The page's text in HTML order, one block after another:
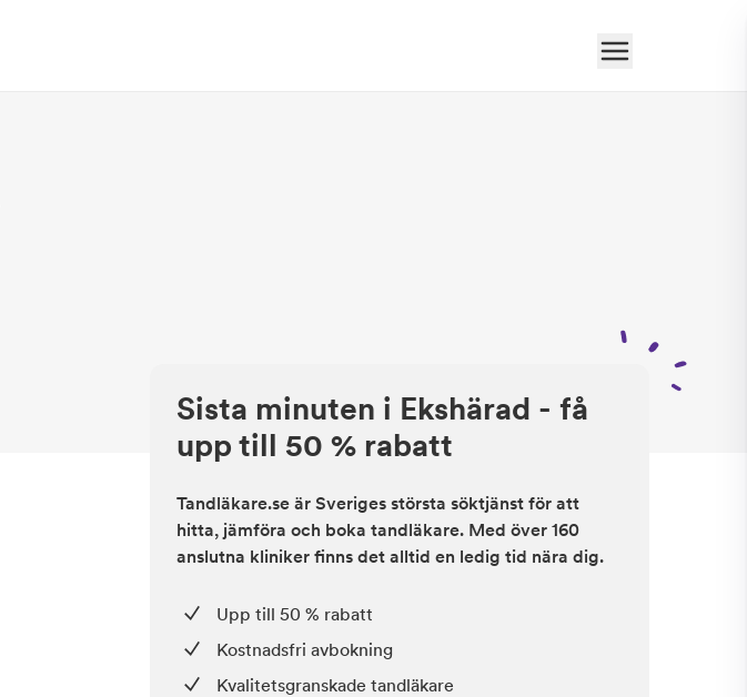
Sista minuten i Ekshärad - få
upp till 50 % rabatt
Tandläkare.se är Sveriges största söktjänst för att
hitta, jämföra och boka tandläkare. Med över 160
anslutna kliniker finns det alltid en ledig tid nära dig.
Upp till 50 % rabatt
Kostnadsfri avbokning
Kvalitetsgranskade tandläkare